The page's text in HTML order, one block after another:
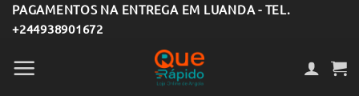
Skip
to
content
PAGAMENTOS NA ENTREGA EM LUANDA - TEL.
+244938901672